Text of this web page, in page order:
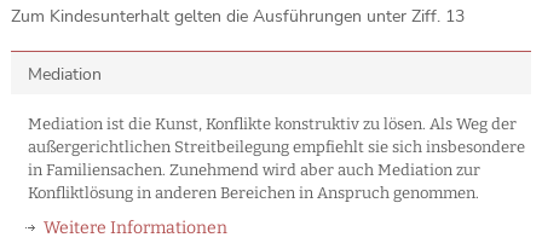
Zum Kindesunterhalt gelten die Ausführungen unter Ziff. 13
Mediation
Mediation ist die Kunst, Konflikte konstruktiv zu lösen. Als Weg der
außergerichtlichen Streitbeilegung empfiehlt sie sich insbesondere
in Familiensachen. Zunehmend wird aber auch Mediation zur
Konfliktlösung in anderen Bereichen in Anspruch genommen.
Weitere Informationen